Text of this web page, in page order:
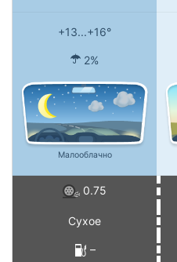
+13...+16°
2%
Малооблачно
0.75
Сухое
–